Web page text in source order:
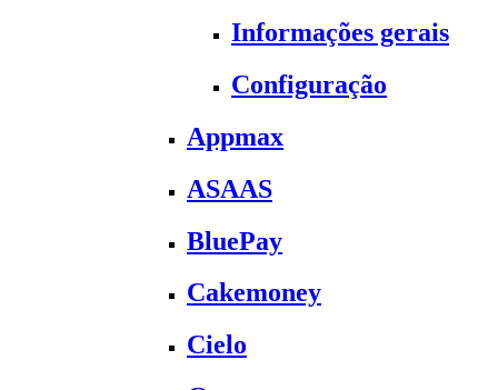
Informações gerais
Configuração
Appmax
ASAAS
BluePay
Cakemoney
Cielo